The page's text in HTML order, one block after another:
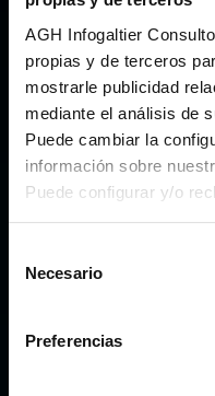
AGH Infogaltier
propias y de terceros
mostrarle publicidad
mediante el análisis de
Puede cambiar la
información sobre
Puede configurar y/o
Necesario
Preferencias
Hosting Wordpress y más
Panel de ControlcPanel
Posicionamiento SEO con
CORREO
CLOUD PC Y OFFICE